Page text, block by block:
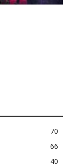
70
66
40